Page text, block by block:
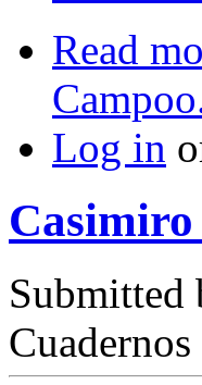
Read
Log in
Submitted